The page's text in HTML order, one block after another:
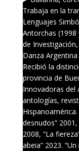
Trabaja en la
Lenguajes
Antorchas (1998
de
Danza Argentina
Recibió la
provincia de
Innovadoras del
antologías,
desnudos”
2008, “La
abeia” 2023.